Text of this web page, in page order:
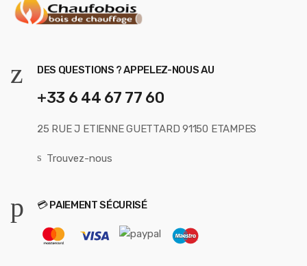
DES QUESTIONS ? APPELEZ-NOUS AU
+33 6 44 67 77 60
25 RUE J ETIENNE GUETTARD 91150 ETAMPES
Trouvez-nous
💳 PAIEMENT SÉCURISÉ